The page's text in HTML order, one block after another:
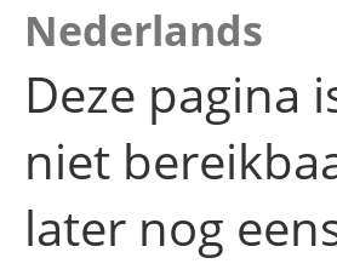
Nederlands
Deze pagina
niet
later nog